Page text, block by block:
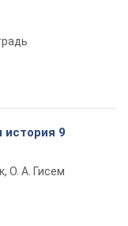
история 9
О. А. Гисем